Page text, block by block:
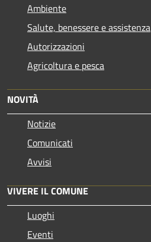
Ambiente
Salute, benessere e assistenza
Autorizzazioni
Agricoltura e pesca
NOVITÀ
Notizie
Comunicati
Avvisi
VIVERE IL COMUNE
Luoghi
Eventi